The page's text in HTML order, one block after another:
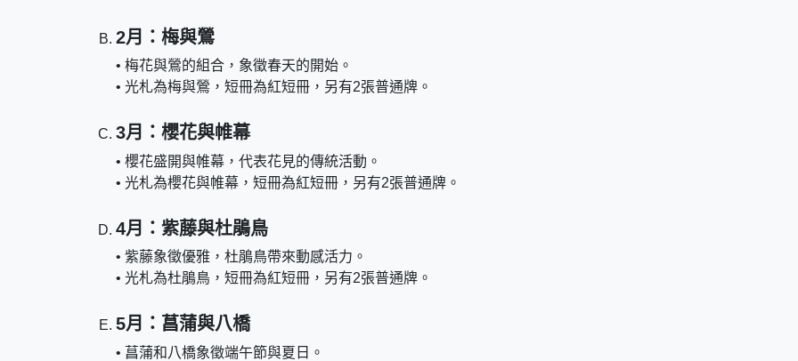
2月：梅與鶯
• 梅花與鶯的組合，象徵春天的開始。
• 光札為梅與鶯，短冊為紅短冊，另有2張普通牌。
3月：櫻花與帷幕
• 櫻花盛開與帷幕，代表花見的傳統活動。
• 光札為櫻花與帷幕，短冊為紅短冊，另有2張普通牌。
4月：紫藤與杜鵑鳥
• 紫藤象徵優雅，杜鵑鳥帶來動感活力。
• 光札為杜鵑鳥，短冊為紅短冊，另有2張普通牌。
5月：菖蒲與八橋
• 菖蒲和八橋象徵端午節與夏日。